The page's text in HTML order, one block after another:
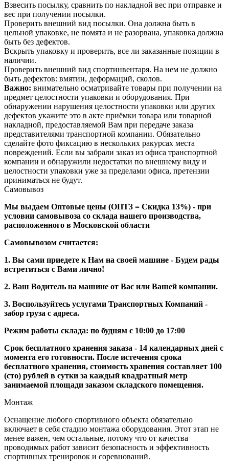
Взвесить посылку, сравнить по накладной вес при отправке и
вес при получении посылки.
Проверить внешний вид посылки. Она должна быть в
цельной упаковке, не помята и не разорвана, упаковка должна
быть без дефектов.
Вскрыть упаковку и проверить, все ли заказанные позиции в
наличии.
Проверить внешний вид спортинвентаря. На нем не должно
быть дефектов: вмятин, деформаций, сколов.
Важно: внимательно осматривайте товары при получении на
предмет целостности упаковки и оборудования. При
обнаружении нарушения целостности упаковки или других
дефектов укажите это в акте приёмки товара или товарной
накладной, предоставляемой Вам при передаче заказа
представителями транспортной компании. Обязательно
сделайте фото фиксацию в нескольких ракурсах места
повреждений. Если вы забрали заказ из офиса транспортной
компании и обнаружили недостатки по внешнему виду и
целостности упаковки уже за пределами офиса, претензии
приниматься не будут.
Самовывоз
Мы выдаем Оптовые цены (ОПТ3 = Скидка 13%) - при
условии самовывоза со склада нашего производства,
расположенного в Московской области
Самовывозом считается:
1. Вы сами приедете к Нам на своей машине - Будем рады
встретиться с Вами лично!
2. Ваш Водитель на машине от Вас или Вашей компании.
3. Воспользуйтесь услугами Транспортных Компаний -
забор груза с адреса.
Режим работы склада: по будням с 10:00 до 17:00
Срок бесплатного хранения заказа - 14 календарных дней с
момента его готовности. После истечения срока
бесплатного хранения, стоимость хранения составляет 100
(сто) рублей в сутки за каждый квадратный метр
занимаемой площади заказом складского помещения.
Монтаж
Оснащение любого спортивного объекта обязательно
включает в себя стадию монтажа оборудования. Этот этап не
менее важен, чем остальные, потому что от качества
проводимых работ зависит безопасность и эффективность
спортивных тренировок и соревнований.